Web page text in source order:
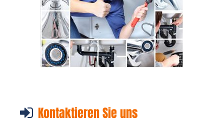
Kontaktieren Sie uns